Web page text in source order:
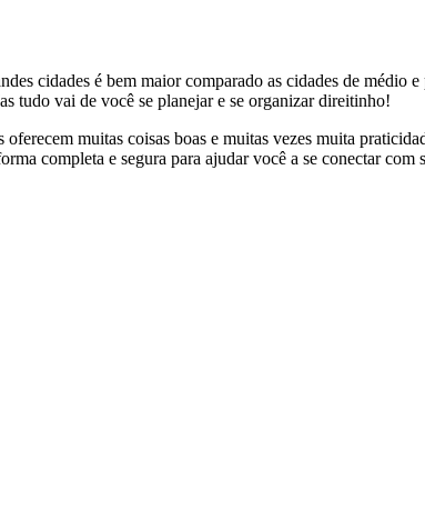
cidades é bem maior comparado as cidades de médio
tudo vai de você se planejar e se organizar direitinho!
muitas coisas boas e muitas vezes muita
completa e segura para ajudar você a se conectar com